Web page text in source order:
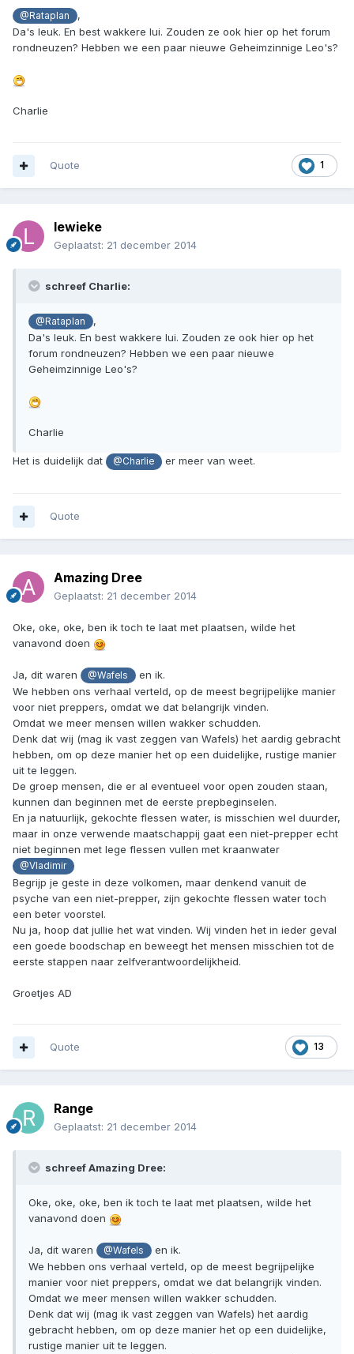
@Rataplan
,
Da's leuk. En best wakkere lui. Zouden ze ook hier op het forum
rondneuzen? Hebben we een paar nieuwe Geheimzinnige Leo's?
Charlie
1
Quote
lewieke
Geplaatst: 21 december 2014
schreef Charlie:
@Rataplan
,
Da's leuk. En best wakkere lui. Zouden ze ook hier op het
forum rondneuzen? Hebben we een paar nieuwe
Geheimzinnige Leo's?
Charlie
Het is duidelijk dat @Charlie er meer van weet.
Quote
Amazing Dree
Geplaatst: 21 december 2014
Oke, oke, oke, ben ik toch te laat met plaatsen, wilde het
vanavond doen
Ja, dit waren @Wafels
en ik.
We hebben ons verhaal verteld, op de meest begrijpelijke manier
voor niet preppers, omdat we dat belangrijk vinden.
Omdat we meer mensen willen wakker schudden.
Denk dat wij (mag ik vast zeggen van Wafels) het aardig gebracht
hebben, om op deze manier het op een duidelijke, rustige manier
uit te leggen.
De groep mensen, die er al eventueel voor open zouden staan,
kunnen dan beginnen met de eerste prepbeginselen.
En ja natuurlijk, gekochte flessen water, is misschien wel duurder,
maar in onze verwende maatschappij gaat een niet-prepper echt
niet beginnen met lege flessen vullen met kraanwater
@Vladimir
Begrijp je geste in deze volkomen, maar denkend vanuit de
psyche van een niet-prepper, zijn gekochte flessen water toch
een beter voorstel.
Nu ja, hoop dat jullie het wat vinden. Wij vinden het in ieder geval
een goede boodschap en beweegt het mensen misschien tot de
eerste stappen naar zelfverantwoordelijkheid.
Groetjes AD
13
Quote
Range
Geplaatst: 21 december 2014
schreef Amazing Dree:
Oke, oke, oke, ben ik toch te laat met plaatsen, wilde het
vanavond doen
Ja, dit waren @Wafels
en ik.
We hebben ons verhaal verteld, op de meest begrijpelijke
manier voor niet preppers, omdat we dat belangrijk vinden.
Omdat we meer mensen willen wakker schudden.
Denk dat wij (mag ik vast zeggen van Wafels) het aardig
gebracht hebben, om op deze manier het op een duidelijke,
rustige manier uit te leggen.